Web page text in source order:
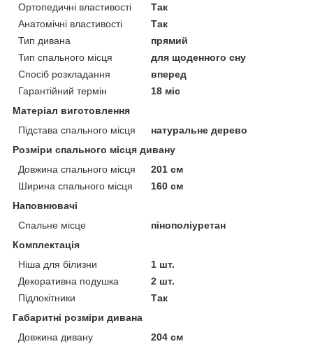
Ортопедичні властивості
Так
Анатомічні властивості
Так
Тип дивана
прямий
Тип спального місця
для щоденного сну
Спосіб розкладання
вперед
Гарантійний термін
18 міс
Матеріал виготовлення
Підстава спального місця
натуральне дерево
Розміри спального місця дивану
Довжина спального місця
201 см
Ширина спального місця
160 см
Наповнювачі
Спальне місце
пінополіуретан
Комплектація
Ніша для білизни
1 шт.
Декоративна подушка
2 шт.
Підлокітники
Так
Габаритні розміри дивана
Довжина дивану
204 см